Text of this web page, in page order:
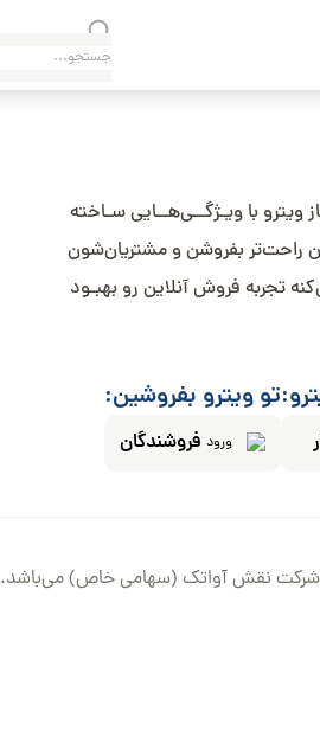
ویترو با ویـژگــی‌هــایی سـاخته
راحت‌تر بفروشن و مشتریان‌شون
تجربه فروش آنلاین رو بهبـود
تو ویترو بفروشین:
ورود فروشندگان
شرکت نقش آواتک (سهامی خاص) می‌باشد.